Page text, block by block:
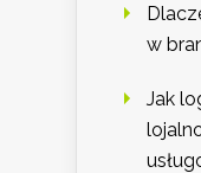
w
Jak